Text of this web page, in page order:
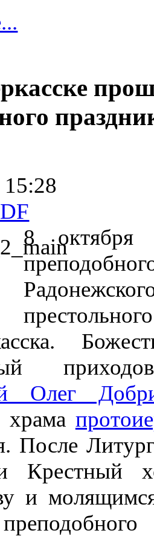
8 октября
Олег
храма
После
Крестный
и